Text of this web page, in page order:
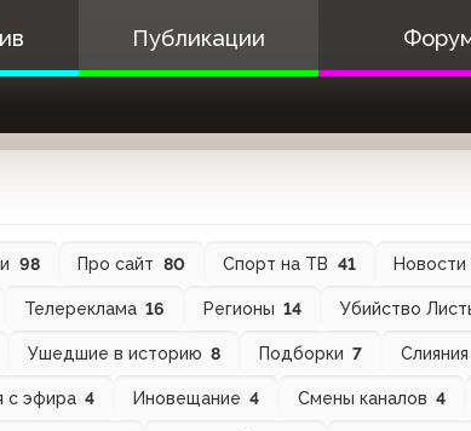
Публикации
98 Про сайт 80 Спорт на ТВ 41 Новости
Телереклама 16 Регионы 14 Убийство
Ушедшие в историю 8 Подборки 7
с эфира 4 Иновещание 4 Смены каналов 4